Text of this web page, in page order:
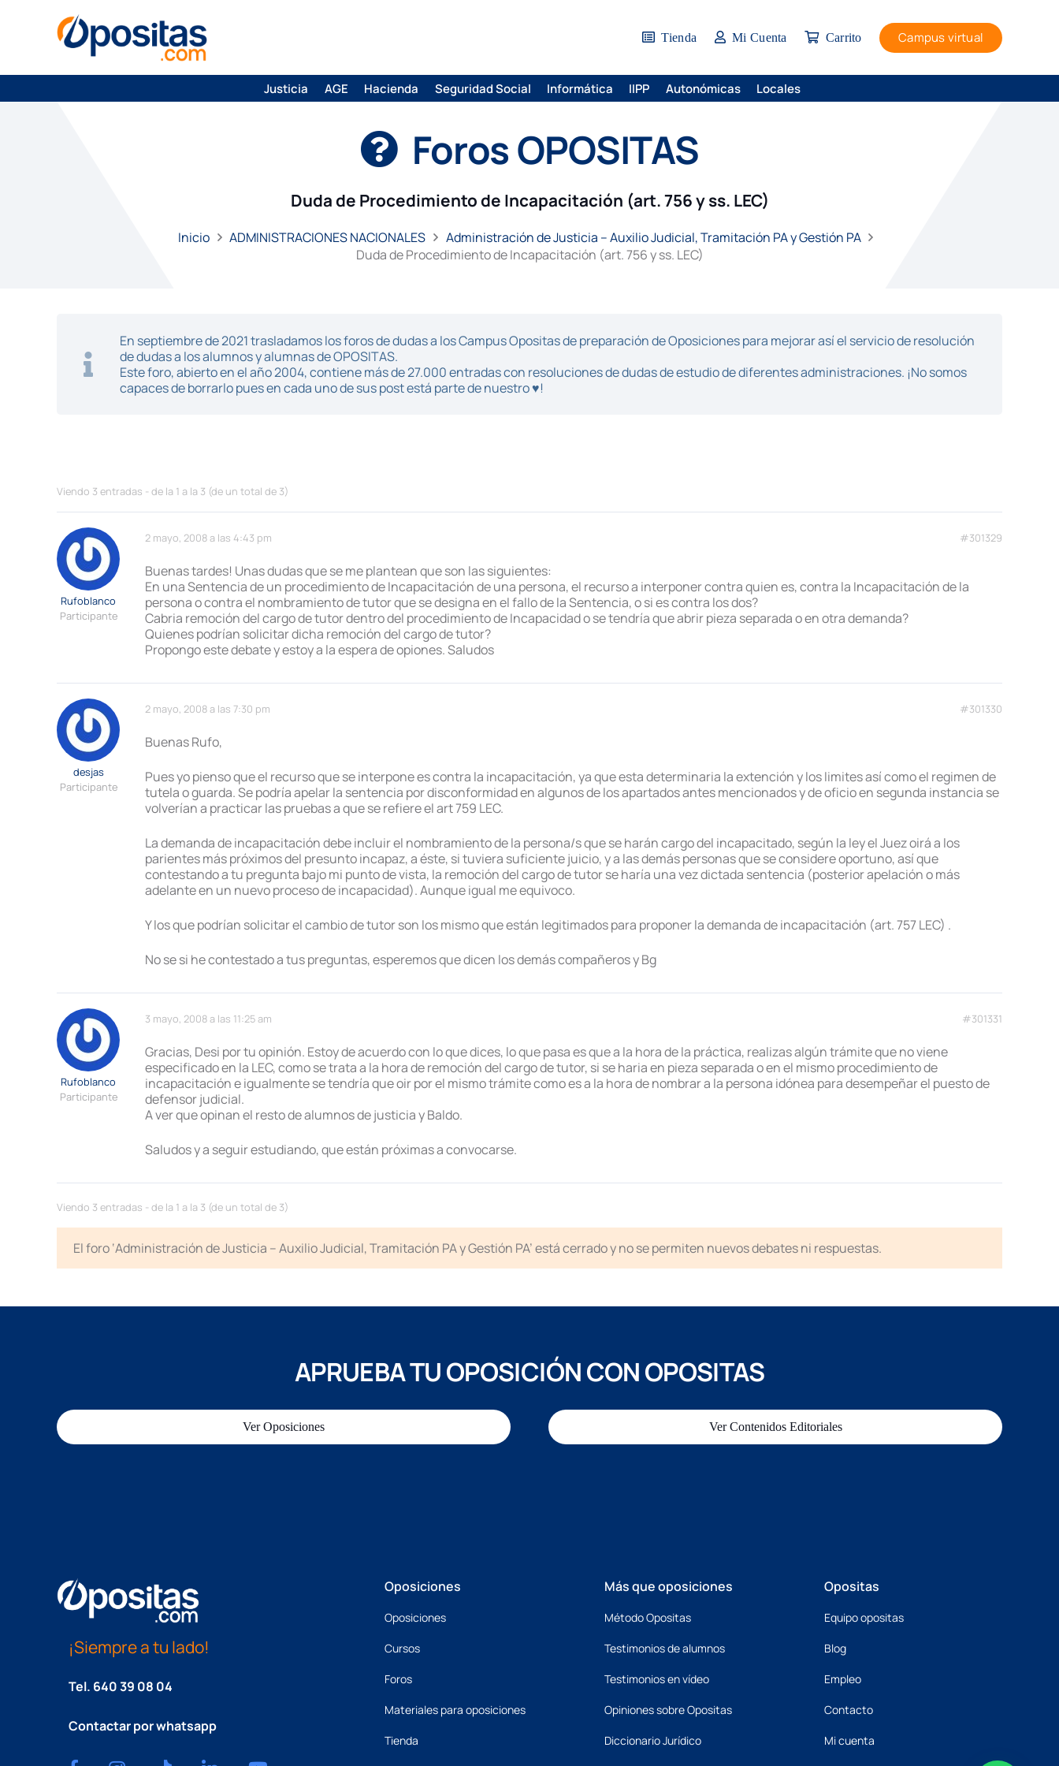
Tienda Mi Cuenta Carrito Campus virtual
Justicia AGE Hacienda Seguridad Social Informática IIPP Autonómicas Locales
Foros OPOSITAS
Duda de Procedimiento de Incapacitación (art. 756 y ss. LEC)
Inicio ADMINISTRACIONES NACIONALES
Administración de Justicia – Auxilio Judicial, Tramitación PA y Gestión PA
Duda de Procedimiento de Incapacitación (art. 756 y ss. LEC)
En septiembre de 2021 trasladamos los foros de dudas a los Campus Opositas de preparación de Oposiciones para mejorar así el servicio de resolución
de dudas a los alumnos y alumnas de OPOSITAS.
Este foro, abierto en el año 2004, contiene más de 27.000 entradas con resoluciones de dudas de estudio de diferentes administraciones. ¡No somos
capaces de borrarlo pues en cada uno de sus post está parte de nuestro ♥!
Viendo 3 entradas - de la 1 a la 3 (de un total de 3)
2 mayo, 2008 a las 4:43 pm #301329
Rufoblanco
Participante
Buenas tardes! Unas dudas que se me plantean que son las siguientes:
En una Sentencia de un procedimiento de Incapacitación de una persona, el recurso a interponer contra quien es, contra la Incapacitación de la
persona o contra el nombramiento de tutor que se designa en el fallo de la Sentencia, o si es contra los dos?
Cabria remoción del cargo de tutor dentro del procedimiento de Incapacidad o se tendría que abrir pieza separada o en otra demanda?
Quienes podrían solicitar dicha remoción del cargo de tutor?
Propongo este debate y estoy a la espera de opiones. Saludos
2 mayo, 2008 a las 7:30 pm #301330
desjas
Participante
Buenas Rufo,
Pues yo pienso que el recurso que se interpone es contra la incapacitación, ya que esta determinaria la extención y los limites así como el regimen de
tutela o guarda. Se podría apelar la sentencia por disconformidad en algunos de los apartados antes mencionados y de oficio en segunda instancia se
volverían a practicar las pruebas a que se refiere el art 759 LEC.
La demanda de incapacitación debe incluir el nombramiento de la persona/s que se harán cargo del incapacitado, según la ley el Juez oirá a los
parientes más próximos del presunto incapaz, a éste, si tuviera suficiente juicio, y a las demás personas que se considere oportuno, así que
contestando a tu pregunta bajo mi punto de vista, la remoción del cargo de tutor se haría una vez dictada sentencia (posterior apelación o más
adelante en un nuevo proceso de incapacidad). Aunque igual me equivoco.
Y los que podrían solicitar el cambio de tutor son los mismo que están legitimados para proponer la demanda de incapacitación (art. 757 LEC) .
No se si he contestado a tus preguntas, esperemos que dicen los demás compañeros y Bg
3 mayo, 2008 a las 11:25 am #301331
Rufoblanco
Participante
Gracias, Desi por tu opinión. Estoy de acuerdo con lo que dices, lo que pasa es que a la hora de la práctica, realizas algún trámite que no viene
especificado en la LEC, como se trata a la hora de remoción del cargo de tutor, si se haria en pieza separada o en el mismo procedimiento de
incapacitación e igualmente se tendría que oir por el mismo trámite como es a la hora de nombrar a la persona idónea para desempeñar el puesto de
defensor judicial.
A ver que opinan el resto de alumnos de justicia y Baldo.
Saludos y a seguir estudiando, que están próximas a convocarse.
Viendo 3 entradas - de la 1 a la 3 (de un total de 3)
El foro ‘Administración de Justicia – Auxilio Judicial, Tramitación PA y Gestión PA’ está cerrado y no se permiten nuevos debates ni respuestas.
APRUEBA TU OPOSICIÓN CON OPOSITAS
Ver Oposiciones Ver Contenidos Editoriales
¡Siempre a tu lado!
Tel. 640 39 08 04
Contactar por whatsapp
Oposiciones
Oposiciones
Cursos
Foros
Materiales para oposiciones
Tienda
Más que oposiciones
Método Opositas
Testimonios de alumnos
Testimonios en vídeo
Opiniones sobre Opositas
Diccionario Jurídico
Opositas
Equipo opositas
Blog
Empleo
Contacto
Mi cuenta